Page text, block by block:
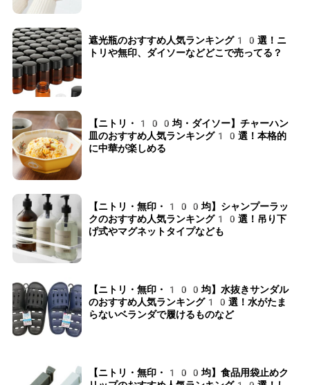
遮光瓶のおすすめ人気ランキング10選！ニ
トリや無印、ダイソーなどどこで売ってる？
【ニトリ・100均・ダイソー】チャーハン
皿のおすすめ人気ランキング10選！本格的
に中華が楽しめる
【ニトリ・無印・100均】シャンプーラッ
クのおすすめ人気ランキング10選！吊り下
げ式やマグネットタイプなども
【ニトリ・無印・100均】水抜きサンダル
のおすすめ人気ランキング10選！水がたま
らないベランダで履けるものなど
【ニトリ・無印・100均】食品用袋止めク